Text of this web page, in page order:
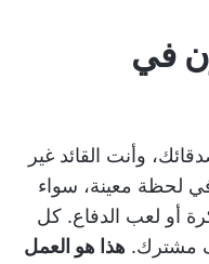
في
وأنت القائد غير
لحظة معينة، سواء
أو لعب الدفاع. كل
مشترك. هذا هو العمل